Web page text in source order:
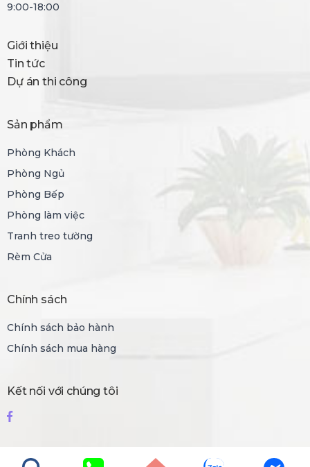
9:00-18:00
Giới thiệu
Tin tức
Dự án thi công
Sản phẩm
Phòng Khách
Phòng Ngủ
Phòng Bếp
Phòng làm việc
Tranh treo tường
Rèm Cửa
Chính sách
Chính sách bảo hành
Chính sách mua hàng
Kết nối với chúng tôi